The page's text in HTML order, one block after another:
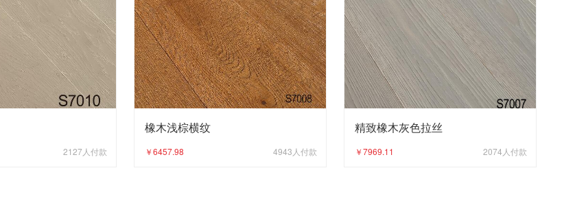
2127 人付款
橡木浅棕横纹
￥6457.98 4943 人付款
精致橡木灰色拉丝
￥7969.11 2074 人付款